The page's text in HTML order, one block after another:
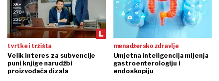
tvrtke i tržišta
Velik interes za subvencije
puni knjige narudžbi
proizvođača dizala
menadžersko zdravlje
Umjetna inteligencija mijenja
gastroenterologiju i
endoskopiju